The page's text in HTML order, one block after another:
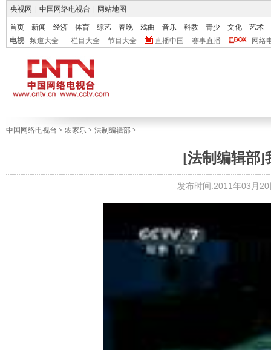
央视网 中国网络电视台 网站地图
首页 新闻 经济 体育 综艺 春晚 戏曲 音乐 科教 青少 文化
艺术
电视
频道大全 栏目大全 节目大全 直播中国 赛事直播 网络
中国网络电视台 > 农家乐 > 法制编辑部 >
[法制编辑部]
发布时间:2011年03月